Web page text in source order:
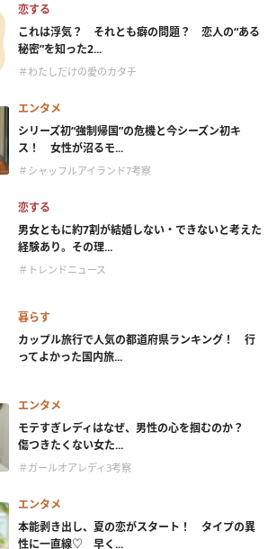
恋する
これは浮気？ それとも癖の問題？ 恋人の“ある
秘密”を知った2...
＃わたしだけの愛のカタチ
エンタメ
シリーズ初“強制帰国”の危機と今シーズン初キ
ス！ 女性が沼るモ...
＃シャッフルアイランド7考察
恋する
男女ともに約7割が結婚しない・できないと考えた
経験あり。その理...
＃トレンドニュース
暮らす
カップル旅行で人気の都道府県ランキング！ 行
ってよかった国内旅...
エンタメ
モテすぎレディはなぜ、男性の心を掴むのか？
傷つきたくない女た...
＃ガールオアレディ3考察
エンタメ
本能剥き出し、夏の恋がスタート！ タイプの異
性に一直線♡ 早く...